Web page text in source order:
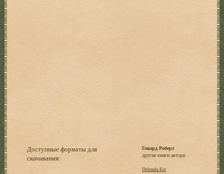
Доступные форматы для
скачивания:
Говард Роберт
другие книги автора:
Delenda Est